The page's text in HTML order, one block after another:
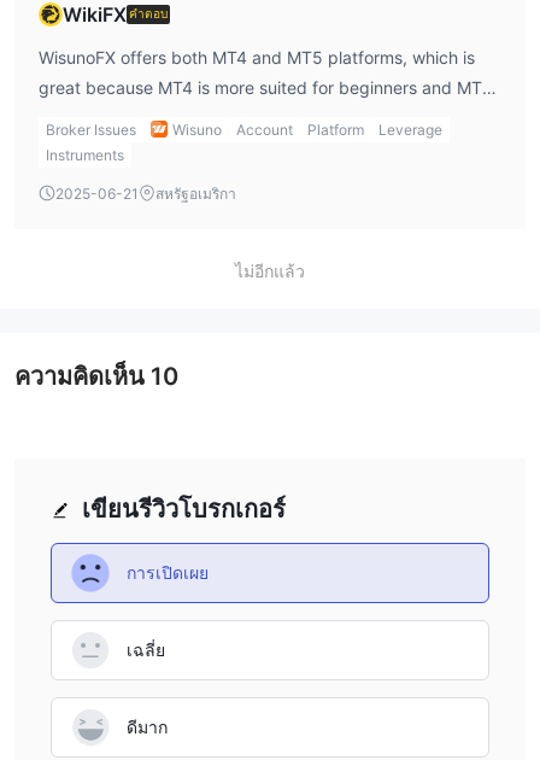
WikiFXคำตอบ
WisunoFX offers both MT4 and MT5 platforms, which is
great because MT4 is more suited for beginners and MT5
offers advanced features for experienced traders. Both
platforms are accessible on desktop, mobile, and web,
Broker Issues Wisuno Account Platform
Leverage
Instruments
2025-06-21 สหรัฐอเมริกา
ไม่อีกแล้ว
เขียนรีวิวโบรกเกอร์
การเปิดเผย
เฉลี่ย
ดีมาก
ความคิดเห็น 10